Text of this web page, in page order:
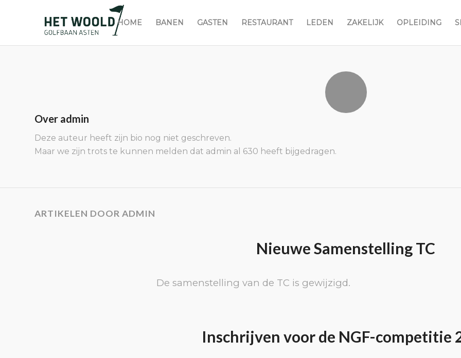
HOME BANEN GASTEN RESTAURANT LEDEN ZAKELIJK OPLEIDING
Over admin
Deze auteur heeft zijn bio nog niet geschreven.
Maar we zijn trots te kunnen melden dat admin al 630 heeft bijgedragen.
ARTIKELEN DOOR ADMIN
Nieuwe Samenstelling TC
De samenstelling van de TC is gewijzigd.
Inschrijven voor de NGF-competitie